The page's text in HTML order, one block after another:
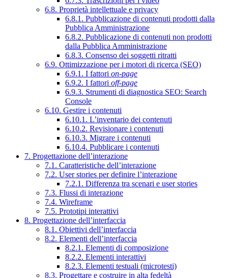
6.8. Proprietà intellettuale e privacy
6.8.1. Pubblicazione di contenuti prodotti dalla
Pubblica Amministrazione
6.8.2. Pubblicazione di contenuti non prodotti
dalla Pubblica Amministrazione
6.8.3. Consenso dei soggetti ritratti
6.9. Ottimizzazione per i motori di ricerca (SEO)
6.9.1. I fattori on-page
6.9.2. I fattori off-page
6.9.3. Strumenti di diagnostica SEO: Search
Console
6.10. Gestire i contenuti
6.10.1. L’inventario dei contenuti
6.10.2. Revisionare i contenuti
6.10.3. Migrare i contenuti
6.10.4. Pubblicare i contenuti
7. Progettazione dell’interazione
7.1. Caratteristiche dell’interazione
7.2. User stories per definire l’interazione
7.2.1. Differenza tra scenari e user stories
7.3. Flussi di interazione
7.4. Wireframe
7.5. Prototipi interattivi
8. Progettazione dell’interfaccia
8.1. Obiettivi dell’interfaccia
8.2. Elementi dell’interfaccia
8.2.1. Elementi di composizione
8.2.2. Elementi interattivi
8.2.3. Elementi testuali (microtesti)
8.3. Progettare e costruire in alta fedeltà